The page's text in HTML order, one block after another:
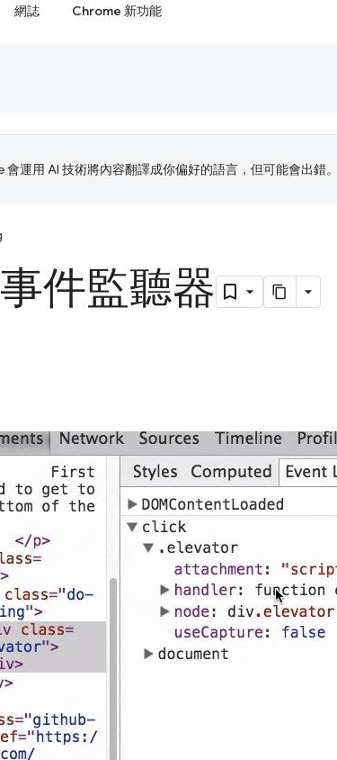
網誌 Chrome 新功能
會運用 AI 技術將內容翻譯成你偏好的語言，但可能會出錯。
件監聽器